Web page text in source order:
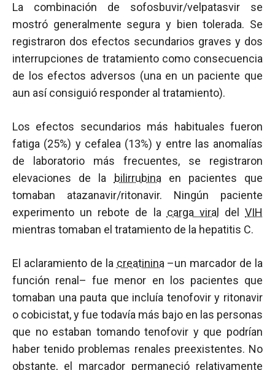
La combinación de sofosbuvir/velpatasvir se
mostró generalmente segura y bien tolerada. Se
registraron dos efectos secundarios graves y dos
interrupciones de tratamiento como consecuencia
de los efectos adversos (una en un paciente que
aun así consiguió responder al tratamiento).
Los efectos secundarios más habituales fueron
fatiga (25%) y cefalea (13%) y entre las anomalías
de laboratorio más frecuentes, se registraron
elevaciones de la
bilirrubina en pacientes que
tomaban atazanavir/ritonavir. Ningún paciente
experimento un rebote de la carga viral del VIH
mientras tomaban el tratamiento de la hepatitis C.
El aclaramiento de la creatinina –un marcador de la
función renal– fue menor en los pacientes que
tomaban una pauta que incluía tenofovir y ritonavir
o cobicistat, y fue todavía más bajo en las personas
que no estaban tomando tenofovir y que podrían
haber tenido problemas renales preexistentes. No
obstante, el marcador permaneció relativamente